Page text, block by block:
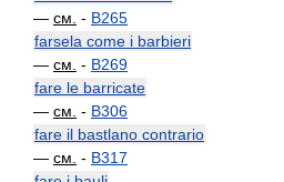
— см. - B265
farsela come i barbieri
— см. - B269
fare le barricate
— см. - B306
fare il bastlano contrario
— см. - B317